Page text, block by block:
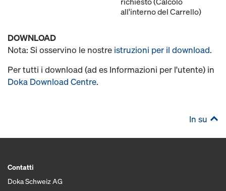
all'interno del Carrello)
DOWNLOAD
Nota: Si osservino le nostre istruzioni per il download.
Per tutti i download (ad es Informazioni per l'utente) in
Doka Download Centre.
In su
Contatti
Doka Schweiz AG